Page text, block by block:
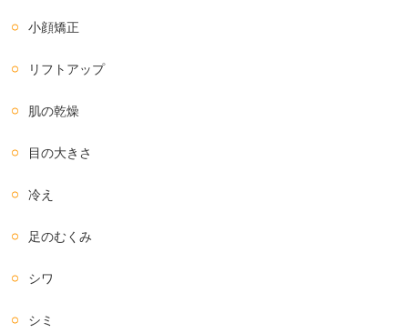
小顔矯正
リフトアップ
肌の乾燥
目の大きさ
冷え
足のむくみ
シワ
シミ